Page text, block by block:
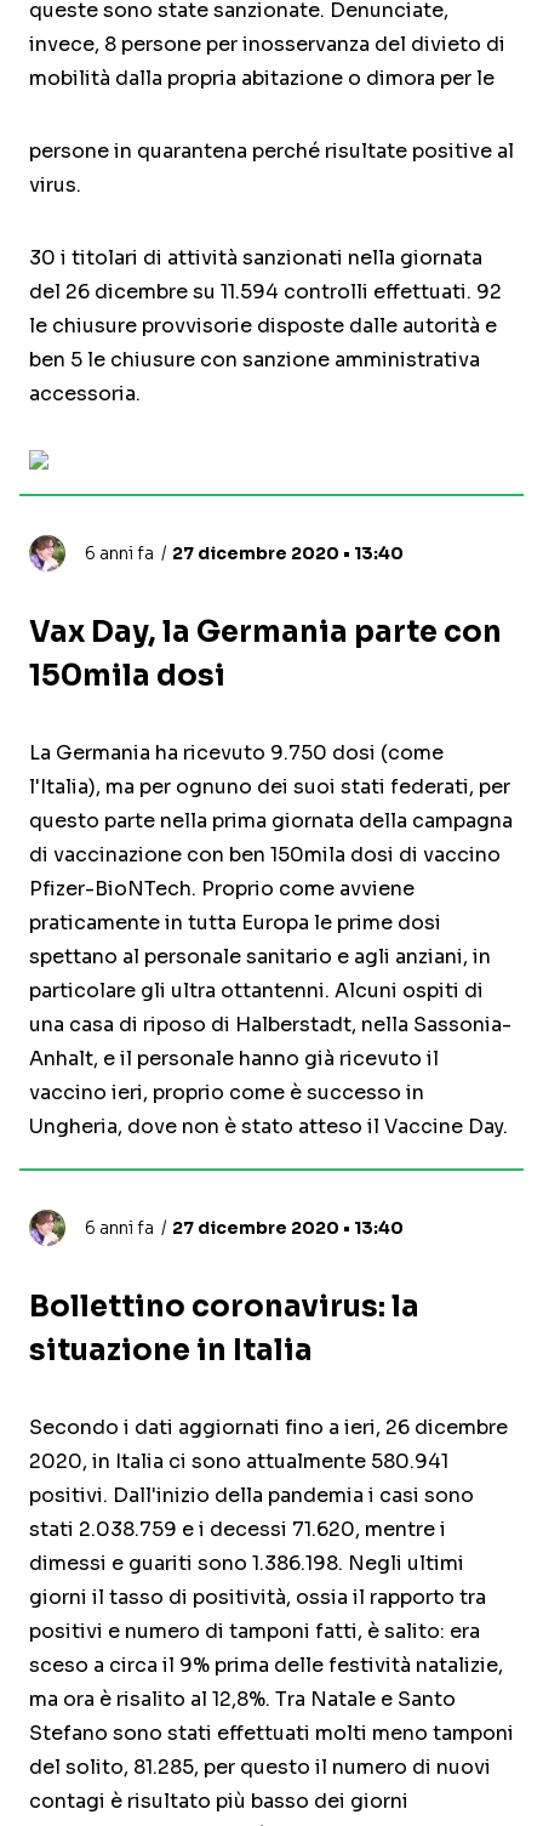
queste sono state sanzionate. Denunciate,
invece, 8 persone per inosservanza del divieto di
mobilità dalla propria abitazione o dimora per le
persone in quarantena perché risultate positive al
virus.
30 i titolari di attività sanzionati nella giornata
del 26 dicembre su 11.594 controlli effettuati. 92
le chiusure provvisorie disposte dalle autorità e
ben 5 le chiusure con sanzione amministrativa
accessoria.
6 anni fa 27 dicembre 2020 • 13:40
Vax Day, la Germania parte con
150mila dosi
La Germania ha ricevuto 9.750 dosi (come
l'Italia), ma per ognuno dei suoi stati federati, per
questo parte nella prima giornata della campagna
di vaccinazione con ben 150mila dosi di vaccino
Pfizer-BioNTech. Proprio come avviene
praticamente in tutta Europa le prime dosi
spettano al personale sanitario e agli anziani, in
particolare gli ultra ottantenni. Alcuni ospiti di
una casa di riposo di Halberstadt, nella Sassonia-
Anhalt, e il personale hanno già ricevuto il
vaccino ieri, proprio come è successo in
Ungheria, dove non è stato atteso il Vaccine Day.
6 anni fa 27 dicembre 2020 • 13:40
Bollettino coronavirus: la
situazione in Italia
Secondo i dati aggiornati fino a ieri, 26 dicembre
2020, in Italia ci sono attualmente 580.941
positivi. Dall'inizio della pandemia i casi sono
stati 2.038.759 e i decessi 71.620, mentre i
dimessi e guariti sono 1.386.198. Negli ultimi
giorni il tasso di positività, ossia il rapporto tra
positivi e numero di tamponi fatti, è salito: era
sceso a circa il 9% prima delle festività natalizie,
ma ora è risalito al 12,8%. Tra Natale e Santo
Stefano sono stati effettuati molti meno tamponi
del solito, 81.285, per questo il numero di nuovi
contagi è risultato più basso dei giorni